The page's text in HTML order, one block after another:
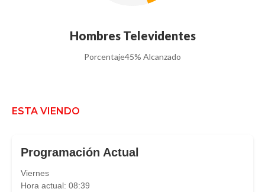
Hombres Televidentes
Porcentaje45% Alcanzado
ESTA VIENDO
Programación Actual
Viernes
Hora actual: 08:39